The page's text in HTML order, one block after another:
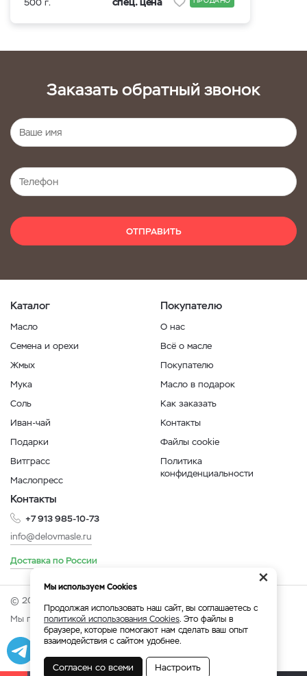
Заказать обратный звонок
ОТПРАВИТЬ
Каталог
Масло
Семена и орехи
Жмых
Мука
Соль
Иван-чай
Подарки
Витграсс
Маслопресс
Покупателю
О нас
Всё о масле
Покупателю
Масло в подарок
Как заказать
Контакты
Файлы cookie
Политика
конфиденциальности
Контакты
+7 913 985-10-73
info@delovmasle.ru
Доставка по России
© 2026 Интернет-магазин "Дело в масле".
Мы принимаем:
Разработка Веб-аналитика
×
Мы используем Cookies
Продолжая использовать наш сайт, вы соглашаетесь с
политикой использования Cookies. Это файлы в
браузере, которые помогают нам сделать ваш опыт
взаимодействия с сайтом удобнее.
Согласен со всеми Настроить